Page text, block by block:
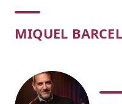
Concert
MIQUEL